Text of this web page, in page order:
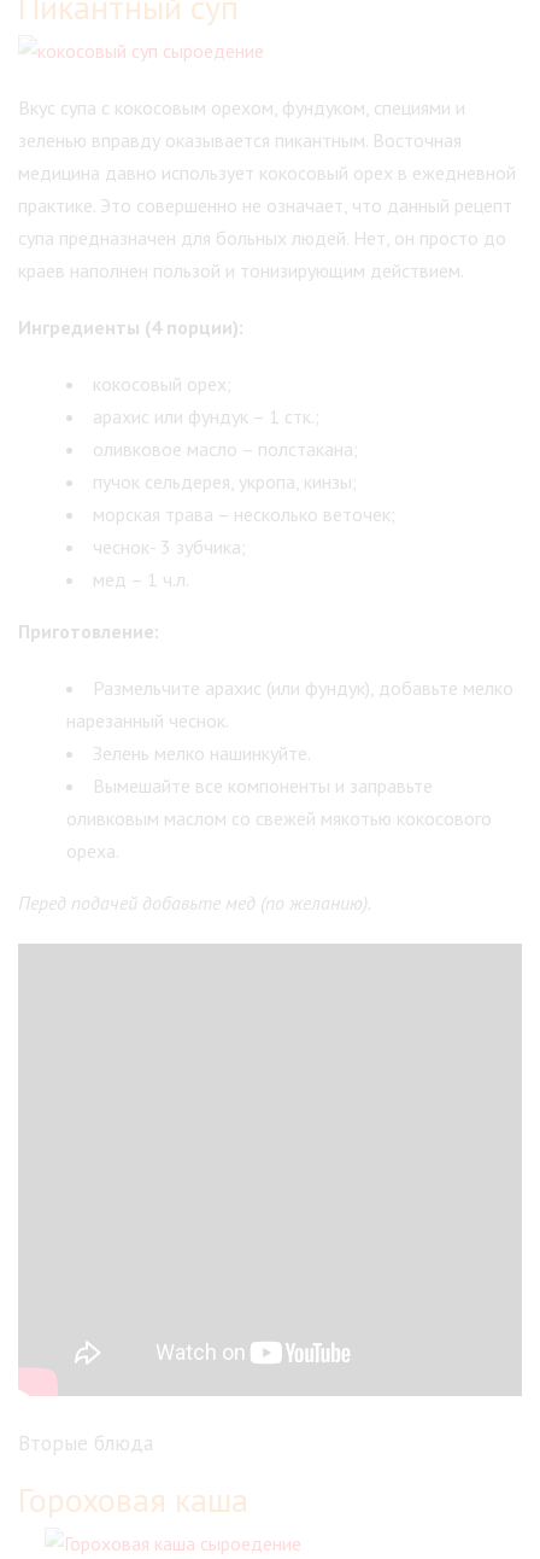
Вкус супа с кокосовым орехом, фундуком, специями и
зеленью вправду оказывается пикантным. Восточная
медицина давно использует кокосовый орех в ежедневной
практике. Это совершенно не означает, что данный рецепт
супа предназначен для больных людей. Нет, он просто до
краев наполнен пользой и тонизирующим действием.
Ингредиенты (4 порции):
кокосовый орех;
арахис или фундук – 1 стк.;
оливковое масло – полстакана;
пучок сельдерея, укропа, кинзы;
морская трава – несколько веточек;
чеснок- 3 зубчика;
мед – 1 ч.л.
Приготовление:
Размельчите арахис (или фундук), добавьте мелко
нарезанный чеснок.
Зелень мелко нашинкуйте.
Вымешайте все компоненты и заправьте
оливковым маслом со свежей мякотью кокосового
ореха.
Перед подачей добавьте мед (по желанию).
Вторые блюда
Гороховая каша